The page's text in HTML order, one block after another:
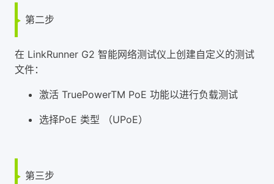
第二步
在 LinkRunner G2 智能网络测试仪上创建自定义的测试
文件：
激活 TruePowerTM PoE 功能以进行负载测试
选择PoE 类型 （UPoE）
第三步